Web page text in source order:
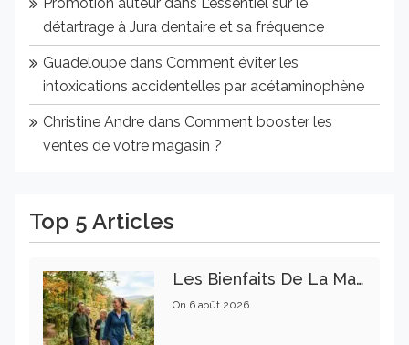
Promotion auteur dans L’essentiel sur le
détartrage à Jura dentaire et sa fréquence
Guadeloupe dans Comment éviter les
intoxications accidentelles par acétaminophène
Christine Andre dans Comment booster les
ventes de votre magasin ?
Top 5 Articles
Les Bienfaits De La Marche Sur La Santé Physique Et Mentale
On 6 août 2026